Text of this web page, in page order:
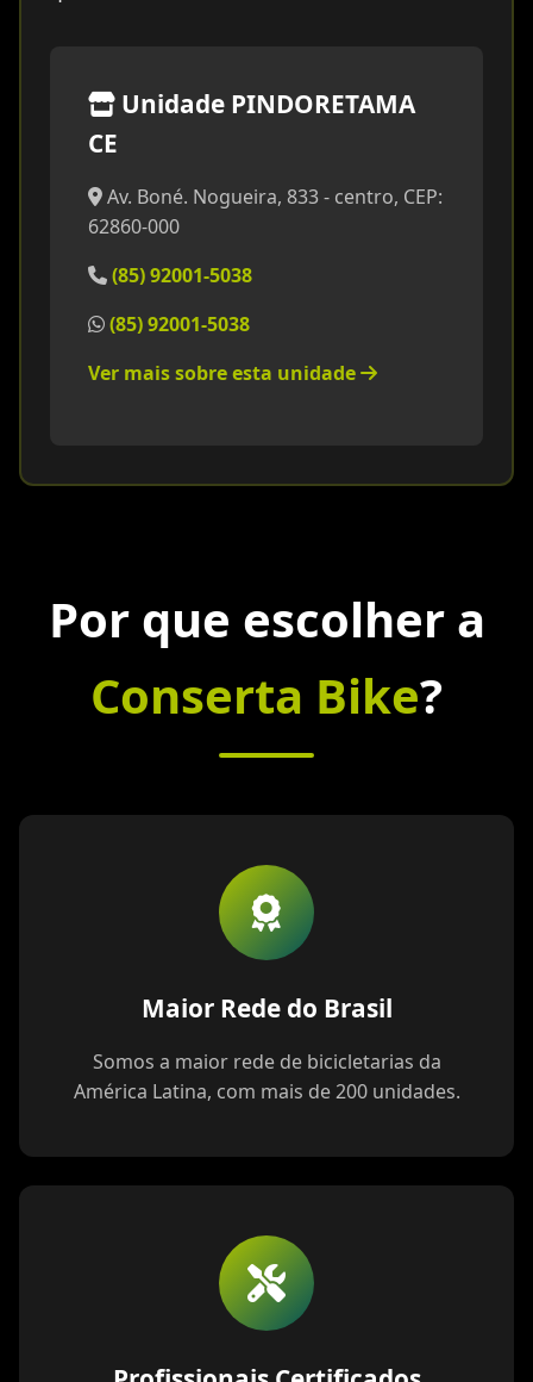
Unidade PINDORETAMA
CE
Av. Boné. Nogueira, 833 - centro, CEP:
62860-000
(85) 92001-5038
(85) 92001-5038
Ver mais sobre esta unidade
Por que escolher a
Conserta Bike?
Maior Rede do Brasil
Somos a maior rede de bicicletarias da
América Latina, com mais de 200 unidades.